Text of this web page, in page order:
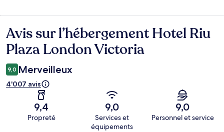
Avis
Avis sur l’hébergement Hotel Riu
Plaza London Victoria
9,0 Merveilleux
4'007 avis
9,4
Propreté
9,0
Services et
équipements
9,0
Personnel et service